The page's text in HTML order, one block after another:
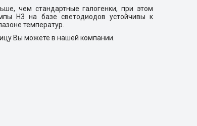
чем стандартные галогенки, при этом
H3 на базе светодиодов устойчивы к
температур.
Вы можете в нашей компании.